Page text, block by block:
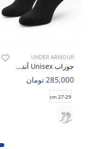
UNDER ARMOUR
جوراب Unisex آندر آرمور Hopa U
285,000 تومان
27-29 cm